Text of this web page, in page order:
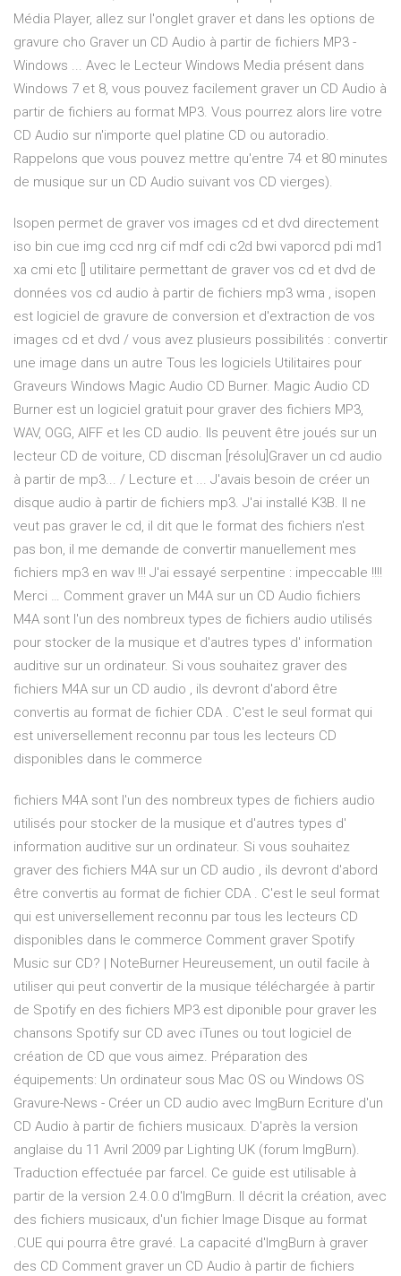
Média Player, allez sur l'onglet graver et dans les options de
gravure cho Graver un CD Audio à partir de fichiers MP3 -
Windows ... Avec le Lecteur Windows Media présent dans
Windows 7 et 8, vous pouvez facilement graver un CD Audio à
partir de fichiers au format MP3. Vous pourrez alors lire votre
CD Audio sur n'importe quel platine CD ou autoradio.
Rappelons que vous pouvez mettre qu'entre 74 et 80 minutes
de musique sur un CD Audio suivant vos CD vierges).
Isopen permet de graver vos images cd et dvd directement
iso bin cue img ccd nrg cif mdf cdi c2d bwi vaporcd pdi md1
xa cmi etc [] utilitaire permettant de graver vos cd et dvd de
données vos cd audio à partir de fichiers mp3 wma , isopen
est logiciel de gravure de conversion et d'extraction de vos
images cd et dvd / vous avez plusieurs possibilités : convertir
une image dans un autre Tous les logiciels Utilitaires pour
Graveurs Windows Magic Audio CD Burner. Magic Audio CD
Burner est un logiciel gratuit pour graver des fichiers MP3,
WAV, OGG, AIFF et les CD audio. Ils peuvent être joués sur un
lecteur CD de voiture, CD discman [résolu]Graver un cd audio
à partir de mp3... / Lecture et ... J'avais besoin de créer un
disque audio à partir de fichiers mp3. J'ai installé K3B. Il ne
veut pas graver le cd, il dit que le format des fichiers n'est
pas bon, il me demande de convertir manuellement mes
fichiers mp3 en wav !!! J'ai essayé serpentine : impeccable !!!!
Merci … Comment graver un M4A sur un CD Audio fichiers
M4A sont l'un des nombreux types de fichiers audio utilisés
pour stocker de la musique et d'autres types d' information
auditive sur un ordinateur. Si vous souhaitez graver des
fichiers M4A sur un CD audio , ils devront d'abord être
convertis au format de fichier CDA . C'est le seul format qui
est universellement reconnu par tous les lecteurs CD
disponibles dans le commerce
fichiers M4A sont l'un des nombreux types de fichiers audio
utilisés pour stocker de la musique et d'autres types d'
information auditive sur un ordinateur. Si vous souhaitez
graver des fichiers M4A sur un CD audio , ils devront d'abord
être convertis au format de fichier CDA . C'est le seul format
qui est universellement reconnu par tous les lecteurs CD
disponibles dans le commerce Comment graver Spotify
Music sur CD? | NoteBurner Heureusement, un outil facile à
utiliser qui peut convertir de la musique téléchargée à partir
de Spotify en des fichiers MP3 est diponible pour graver les
chansons Spotify sur CD avec iTunes ou tout logiciel de
création de CD que vous aimez. Préparation des
équipements: Un ordinateur sous Mac OS ou Windows OS
Gravure-News - Créer un CD audio avec ImgBurn Ecriture d'un
CD Audio à partir de fichiers musicaux. D'après la version
anglaise du 11 Avril 2009 par Lighting UK (forum ImgBurn).
Traduction effectuée par farcel. Ce guide est utilisable à
partir de la version 2.4.0.0 d'ImgBurn. Il décrit la création, avec
des fichiers musicaux, d'un fichier Image Disque au format
.CUE qui pourra être gravé. La capacité d'ImgBurn à graver
des CD Comment graver un CD Audio à partir de fichiers